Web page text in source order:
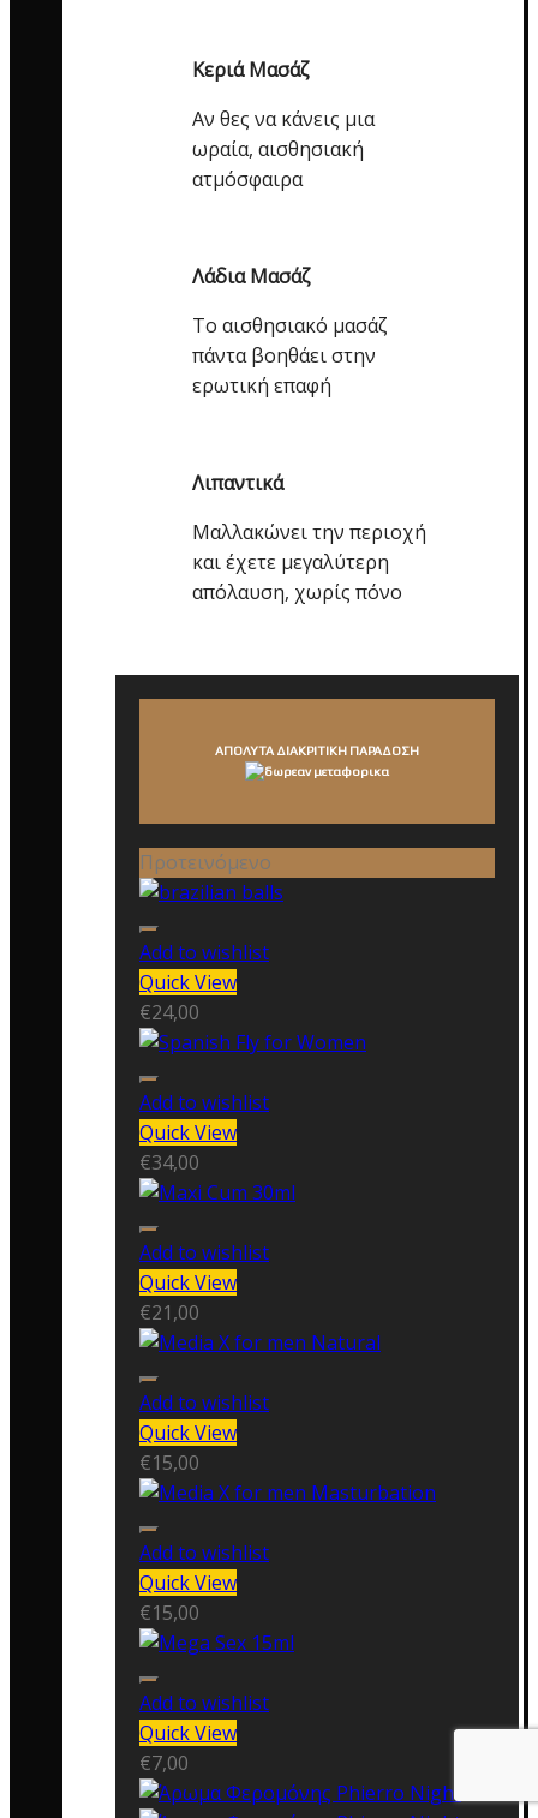
Κεριά Μασάζ
Αν θες να κάνεις μια
ωραία, αισθησιακή
ατμόσφαιρα
Λάδια Μασάζ
Το αισθησιακό μασάζ
πάντα βοηθάει στην
ερωτική επαφή
Λιπαντικά
Μαλλακώνει την περιοχή
και έχετε μεγαλύτερη
απόλαυση, χωρίς πόνο
ΑΠΟΛΥΤΑ ΔΙΑΚΡΙΤΙΚΗ ΠΑΡΑΔΟΣΗ
Προτεινόμενο
Add to wishlist
Quick View
€24,00
Add to wishlist
Quick View
€34,00
Add to wishlist
Quick View
€21,00
Add to wishlist
Quick View
€15,00
Add to wishlist
Quick View
€15,00
Add to wishlist
Quick View
€7,00